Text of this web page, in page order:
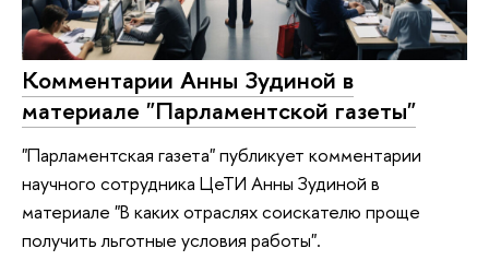
Комментарии Анны Зудиной в
материале "Парламентской газеты"
"Парламентская газета" публикует комментарии
научного сотрудника ЦеТИ Анны Зудиной в
материале "В каких отраслях соискателю проще
получить льготные условия работы".